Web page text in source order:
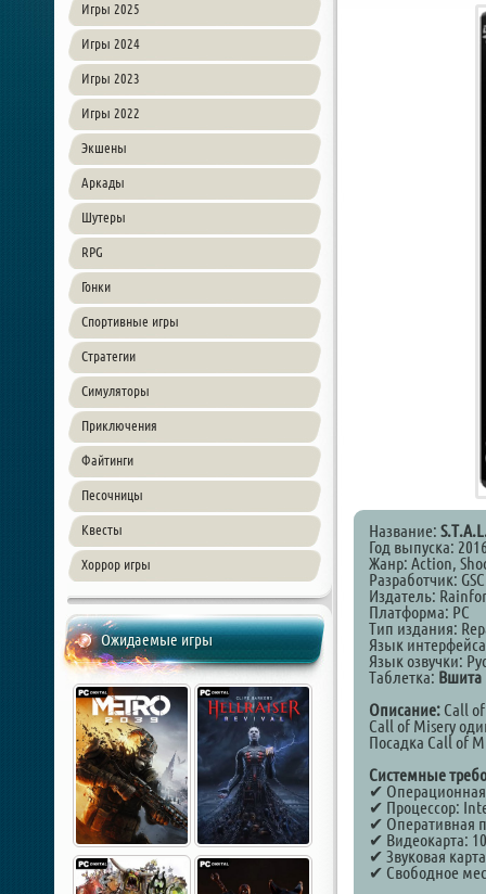
Игры 2025
Игры 2024
Игры 2023
Игры 2022
Экшены
Аркады
Шутеры
RPG
Гонки
Спортивные игры
Стратегии
Симуляторы
Приключения
Файтинги
Песочницы
Квесты
Хоррор игры
Ожидаемые игры
Название:
Год выпуска:
Жанр: Action,
Разработчик:
Издатель:
Платформа: PC
Тип издания:
Язык
Язык озвучки:
Таблетка: Вшита
Описание: Call
Call of Misery
Посадка Call of
Системные
✔ Операционная
✔ Процессор:
✔ Оперативная
✔ Видеокарта:
✔ Звуковая
✔ Свободное